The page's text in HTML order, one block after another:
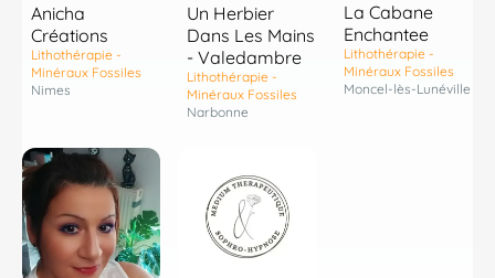
Anicha
Créations
Lithothérapie -
Minéraux Fossiles
Nimes
Un Herbier
Dans Les Mains
- Valedambre
Lithothérapie -
Minéraux Fossiles
Narbonne
La Cabane
Enchantee
Lithothérapie -
Minéraux Fossiles
Moncel-lès-Lunéville